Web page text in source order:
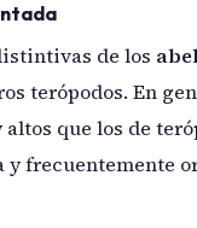
de los
terópodos. En
que los de
frecuentemente